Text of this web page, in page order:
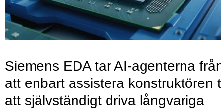
Siemens EDA tar AI-agenterna
att enbart assistera konstruktören
att självständigt driva långvariga